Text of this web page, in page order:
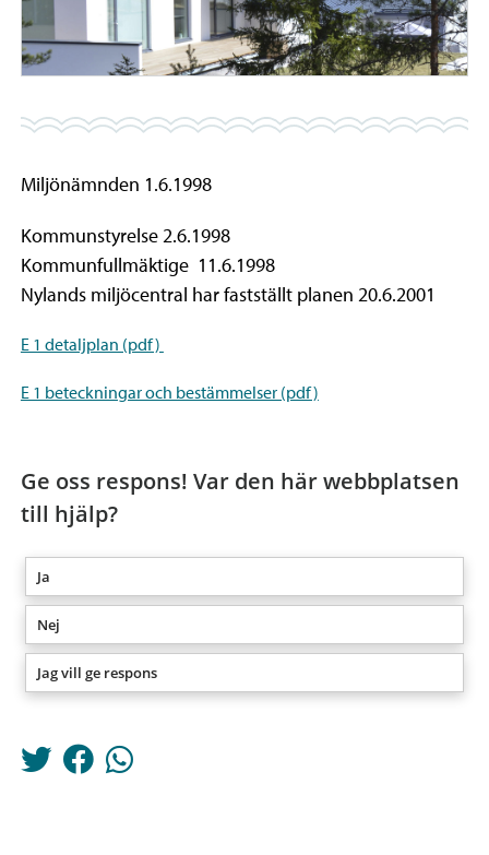
Miljönämnden 1.6.1998
Kommunstyrelse 2.6.1998
Kommunfullmäktige 11.6.1998
Nylands miljöcentral har fastställt planen 20.6.2001
E 1 detaljplan (pdf)
E 1 beteckningar och bestämmelser (pdf)
Ge oss respons! Var den här webbplatsen
till hjälp?
Ja
Nej
Jag vill ge respons